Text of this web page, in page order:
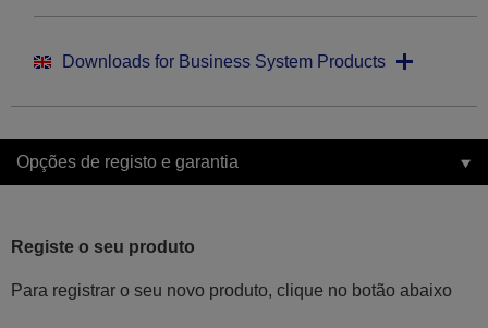
Downloads for Business System Products
Opções de registo e garantia
Registe o seu produto
Para registrar o seu novo produto, clique no botão abaixo